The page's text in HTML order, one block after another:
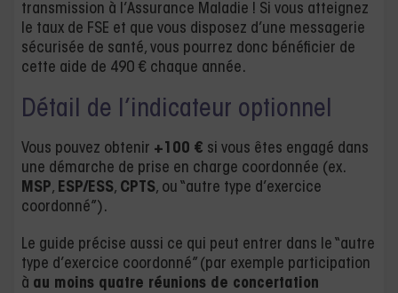
transmission à l’Assurance Maladie ! Si vous atteignez
le taux de FSE et que vous disposez d’une messagerie
sécurisée de santé, vous pourrez donc bénéficier de
cette aide de 490 € chaque année.
Détail de l’indicateur optionnel
Vous pouvez obtenir +100 € si vous êtes engagé dans
une démarche de prise en charge coordonnée (ex.
MSP, ESP/ESS, CPTS, ou “autre type d’exercice
coordonné”).
Le guide précise aussi ce qui peut entrer dans le “autre
type d’exercice coordonné” (par exemple participation
à au moins quatre réunions de concertation